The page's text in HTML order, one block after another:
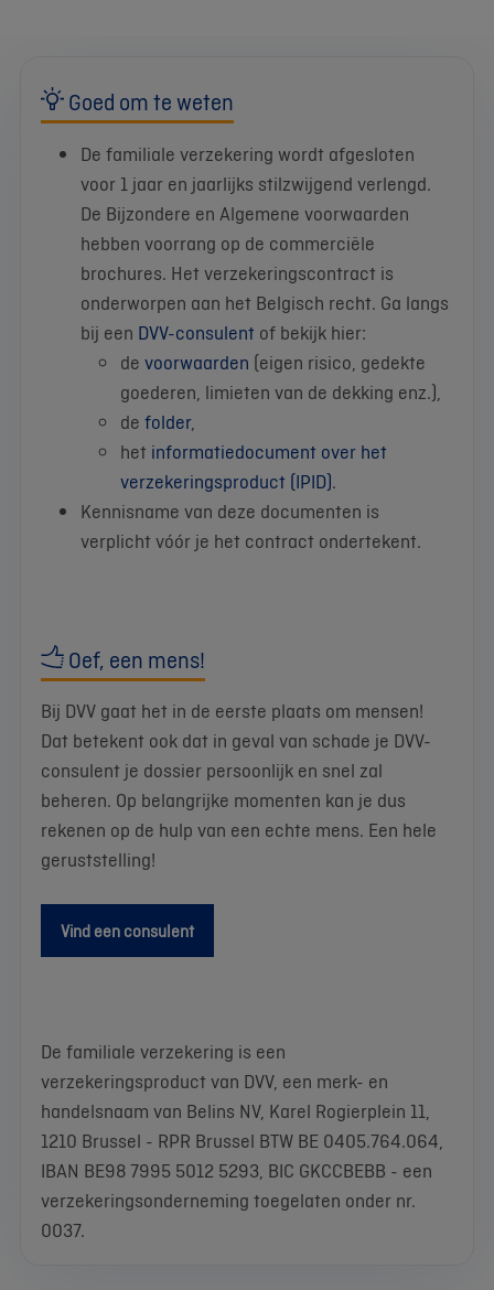
Goed om te weten
De familiale verzekering wordt afgesloten
voor 1 jaar en jaarlijks stilzwijgend verlengd.
De Bijzondere en Algemene voorwaarden
hebben voorrang op de commerciële
brochures. Het verzekeringscontract is
onderworpen aan het Belgisch recht. Ga langs
bij een DVV-consulent of bekijk hier:
de voorwaarden (eigen risico, gedekte
goederen, limieten van de dekking enz.),
de folder,
het informatiedocument over het
verzekeringsproduct (IPID).
Kennisname van deze documenten is
verplicht vóór je het contract ondertekent.
Oef, een mens!
Bij DVV gaat het in de eerste plaats om mensen!
Dat betekent ook dat in geval van schade je DVV-
consulent je dossier persoonlijk en snel zal
beheren. Op belangrijke momenten kan je dus
rekenen op de hulp van een echte mens. Een hele
geruststelling!
Vind een consulent
De familiale verzekering is een
verzekeringsproduct van DVV, een merk- en
handelsnaam van Belins NV, Karel Rogierplein 11,
1210 Brussel - RPR Brussel BTW BE 0405.764.064,
IBAN BE98 7995 5012 5293, BIC GKCCBEBB - een
verzekeringsonderneming toegelaten onder nr.
0037.